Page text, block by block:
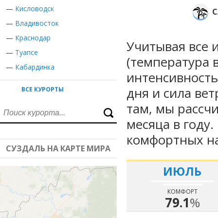
— Кисловодск
— Владивосток
— Краснодар
— Туапсе
— Кабардинка
ВСЕ КУРОРТЫ
СУЗДАЛЬ НА КАРТЕ МИРА
Учитывая все
(температура
дня и сила
там, мы
месяца в
комфортных
ИЮЛЬ
КОМФОРТ
79.1%